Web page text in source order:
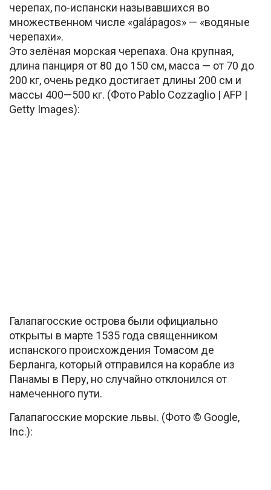
черепах, по-испански называвшихся во
множественном числе «galápagos» — «водяные
черепахи».
Это зелёная морская черепаха. Она крупная,
длина панциря от 80 до 150 см, масса — от 70 до
200 кг, очень редко достигает длины 200 см и
массы 400—500 кг. (Фото Pablo Cozzaglio | AFP |
Getty Images):
Галапагосские острова были официально
открыты в марте 1535 года священником
испанского происхождения Томасом де
Берланга, который отправился на корабле из
Панамы в Перу, но случайно отклонился от
намеченного пути.
Галапагосские морские львы. (Фото © Google,
Inc.):